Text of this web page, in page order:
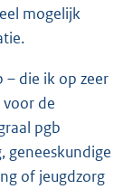
mogelijk
– die ik op zeer
de
pgb
geneeskundige
of jeugdzorg